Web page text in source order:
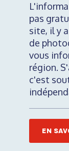
pas
site, il y
de
vous
région.
c'est
EN